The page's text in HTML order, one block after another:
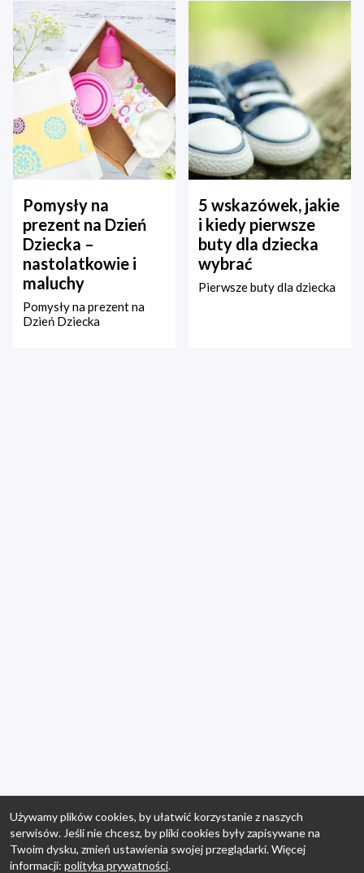
Pomysły na
prezent na Dzień
Dziecka –
nastolatkowie i
maluchy
Pomysły na prezent na
Dzień Dziecka
5 wskazówek, jakie
i kiedy pierwsze
buty dla dziecka
wybrać
Pierwsze buty dla dziecka
Używamy plików cookies, by ułatwić korzystanie z naszych
serwisów. Jeśli nie chcesz, by pliki cookies były zapisywane na
Twoim dysku, zmień ustawienia swojej przeglądarki. Więcej
informacji: polityka prywatności.